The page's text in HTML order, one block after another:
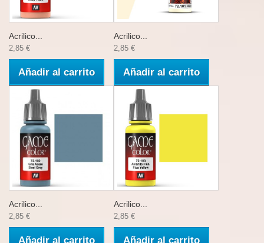
Acrilico...
2,85 €
Añadir al carrito
Acrilico...
2,85 €
Añadir al carrito
Acrilico...
2,85 €
Añadir al carrito
Acrilico...
2,85 €
Añadir al carrito